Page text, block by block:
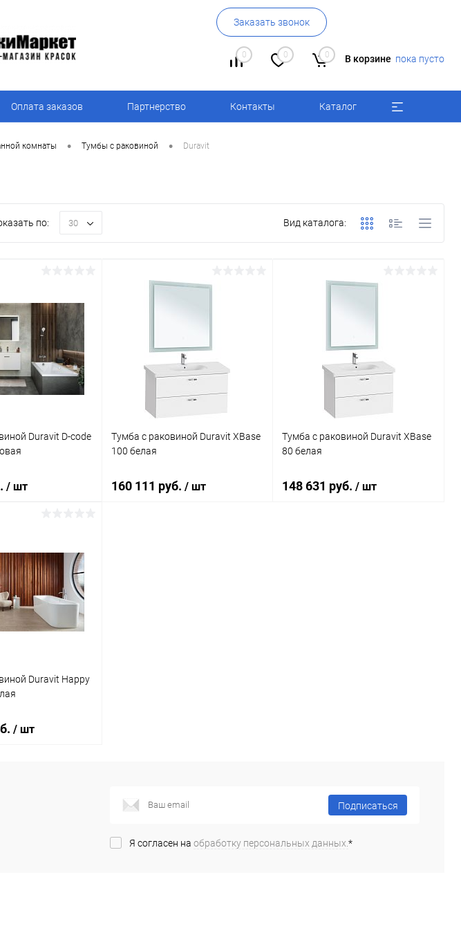
Заказать звонок
0 0 0 В корзине пока пусто
Оплата заказов Партнерство Контакты Каталог
комнаты • Тумбы с раковиной • Duravit
по: 30 Вид каталога:
Duravit D-code
/ шт
Сравнение
Под заказ
Тумба с раковиной Duravit XBase
100 белая
160 111 руб. / шт
Тумба с раковиной Duravit XBase
80 белая
148 631 руб./ шт
Duravit Happy
/ шт
Подписаться
Я согласен на обработку персональных данных. *